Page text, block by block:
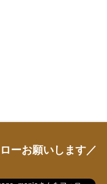
ーお願いします／